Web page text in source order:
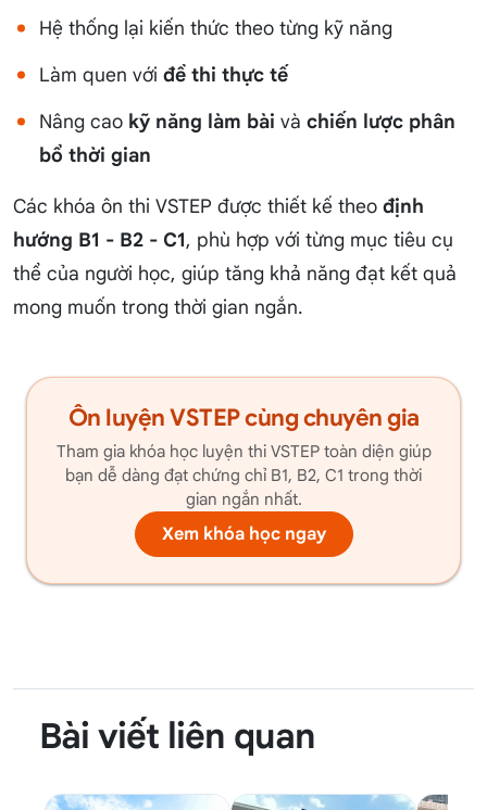
Hệ thống lại kiến thức theo từng kỹ năng
Làm quen với đề thi thực tế
Nâng cao kỹ năng làm bài và chiến lược phân
bổ thời gian
Các khóa ôn thi VSTEP được thiết kế theo định
hướng B1 - B2 - C1, phù hợp với từng mục tiêu cụ
thể của người học, giúp tăng khả năng đạt kết quả
mong muốn trong thời gian ngắn.
Ôn luyện VSTEP cùng chuyên gia
Tham gia khóa học luyện thi VSTEP toàn diện giúp
bạn dễ dàng đạt chứng chỉ B1, B2, C1 trong thời
gian ngắn nhất.
Xem khóa học ngay
Bài viết liên quan